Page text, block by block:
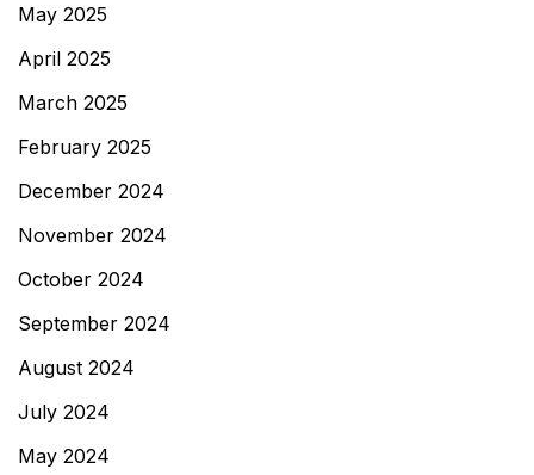
May 2025
April 2025
March 2025
February 2025
December 2024
November 2024
October 2024
September 2024
August 2024
July 2024
May 2024